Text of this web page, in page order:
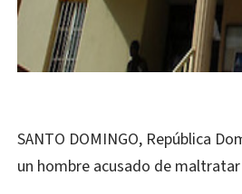
SANTO DOMINGO, República
un hombre acusado de